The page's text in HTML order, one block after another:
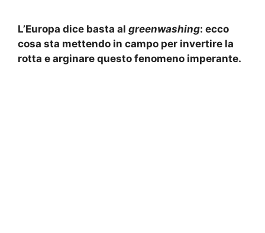
L’Europa dice basta al greenwashing: ecco
cosa sta mettendo in campo per invertire la
rotta e arginare questo fenomeno imperante.